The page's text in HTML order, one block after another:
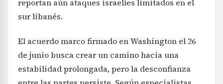
reportan aún ataques israelíes limitados en el
sur libanés.
El acuerdo marco firmado en Washington el 26
de junio busca crear un camino hacia una
estabilidad prolongada, pero la desconfianza